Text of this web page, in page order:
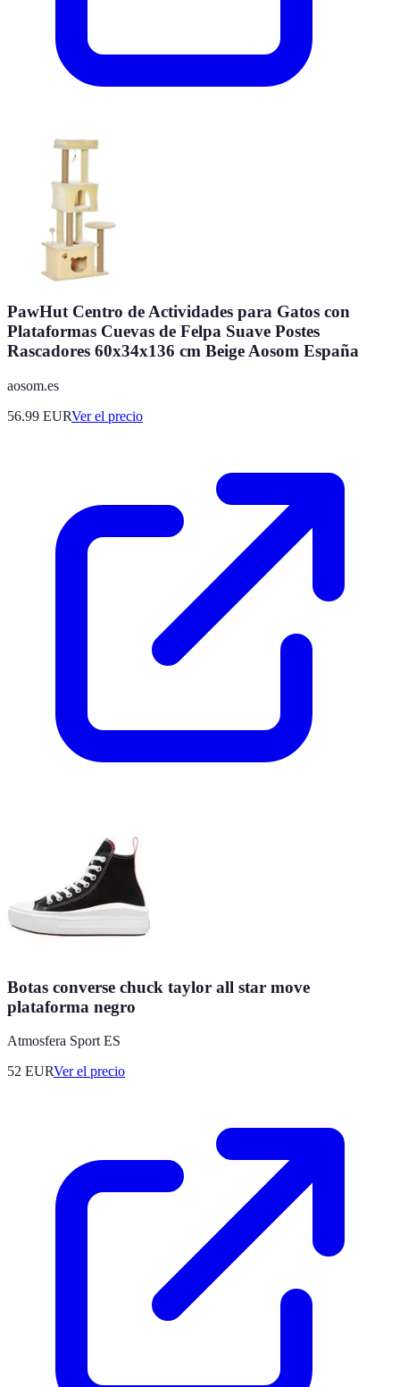
PawHut Centro de Actividades para Gatos con
Plataformas Cuevas de Felpa Suave Postes
Rascadores 60x34x136 cm Beige Aosom España
aosom.es
56.99 EURVer el precio
Botas converse chuck taylor all star move
plataforma negro
Atmosfera Sport ES
52 EURVer el precio